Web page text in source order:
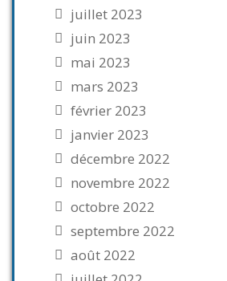
juillet 2023
juin 2023
mai 2023
mars 2023
février 2023
janvier 2023
décembre 2022
novembre 2022
octobre 2022
septembre 2022
août 2022